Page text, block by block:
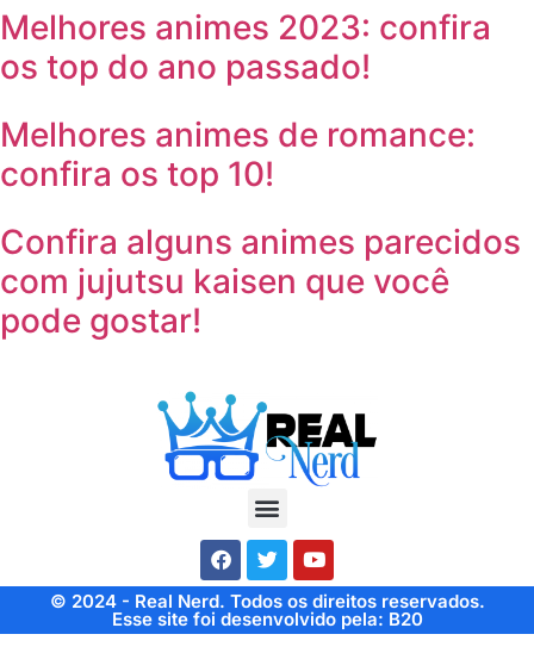
Melhores animes 2023: confira
os top do ano passado!
Melhores animes de romance:
confira os top 10!
Confira alguns animes parecidos
com jujutsu kaisen que você
pode gostar!
© 2024 - Real Nerd. Todos os direitos reservados.
Esse site foi desenvolvido pela: B20